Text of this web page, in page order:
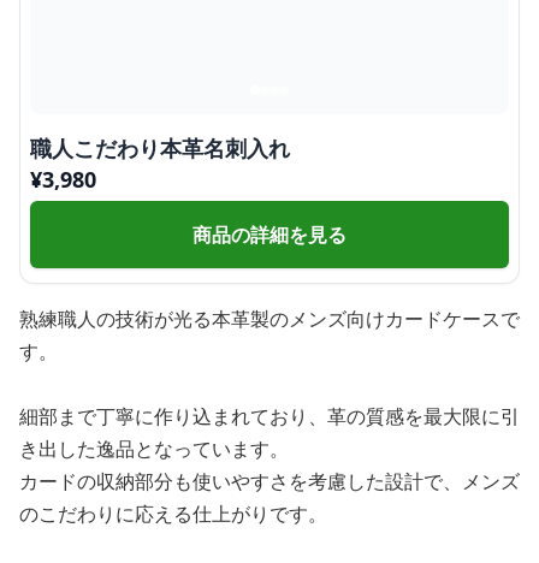
職人こだわり本革名刺入れ
¥3,980
商品の詳細を見る
熟練職人の技術が光る本革製のメンズ向けカードケースで
す。
細部まで丁寧に作り込まれており、革の質感を最大限に引
き出した逸品となっています。
カードの収納部分も使いやすさを考慮した設計で、メンズ
のこだわりに応える仕上がりです。